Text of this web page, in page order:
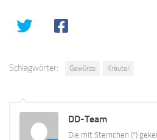
Schlagwörter: Gewürze Kräuter
DD-Team
Die mit Sternchen (*)